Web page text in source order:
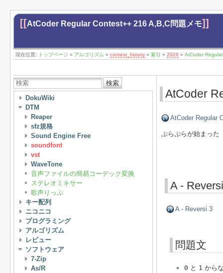
[[AtCoder Regular Contest++ 216 A,B,C問題メモ]]
現在位置: トップページ » アルゴリズム » contest_history » 索引 » 2026 » AtCoder
検索
DokuWiki
DTM
Reaper
sfz規格
Sound Engine Free
soundfont
vst
WaveTone
音声ファイルの簡易コーデック変換
ステレオミキサー
歌声りっぷ
キー配列
ニコニコ
プログラミング
アルゴリズム
レビュー
ソフトウェア
7-Zip
As/R
AtCoder
AtCoder Regular
ぷらぷらが始まった
A -
A - Reversi 3
問題文
0 と 1 から